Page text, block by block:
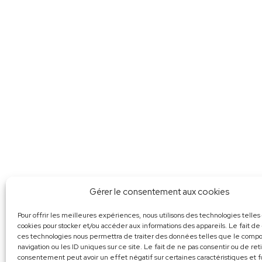
Gérer le consentement aux cookies
Pour offrir les meilleures expériences, nous utilisons des technologies
cookies pour stocker et/ou accéder aux informations des appareils. Le fait de
ces technologies nous permettra de traiter des données telles que le
navigation ou les ID uniques sur ce site. Le fait de ne pas consentir ou de
consentement peut avoir un effet négatif sur certaines caractéristiques et